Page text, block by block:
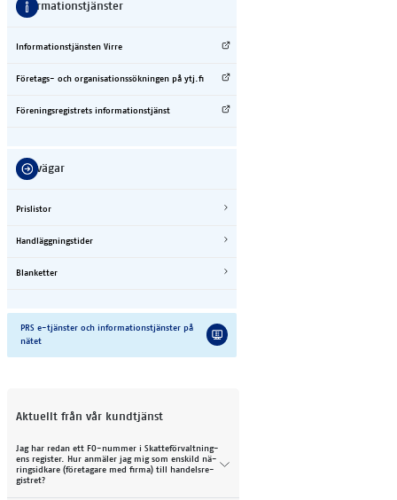
In­for­ma­ti­ons­tjäns­ter
In­for­ma­ti­ons­tjäns­ten Vir­re
Fö­re­tags- och or­ga­ni­sa­ti­ons­sök­ning­en på ytj.fi
För­e­nings­re­gist­rets in­for­ma­ti­ons­tjänst
Gen­vä­gar
Pris­lis­tor
Hand­lägg­nings­ti­der
Blan­ket­ter
PRS e-tjäns­ter och in­for­ma­ti­ons­tjäns­ter på
nä­tet
Aktuellt från vår kundtjänst
Jag har re­dan ett FO-num­mer i Skat­te­för­valt­ning­
ens re­gis­ter. Hur an­mä­ler jag mig som en­skild nä­
ring­sid­ka­re (fö­re­ta­ga­re med fir­ma) till han­dels­re­
gist­ret?